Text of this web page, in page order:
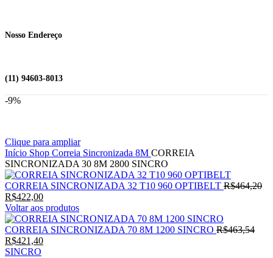
Nosso Endereço
(11) 94603-8013
-9%
Clique para ampliar
Início Shop Correia Sincronizada 8M CORREIA
SINCRONIZADA 30 8M 2800 SINCRO
CORREIA SINCRONIZADA 32 T10 960 OPTIBELT R$464,20O
R$422,00O
preço
atual
é:
R$422,00.
Voltar aos produtos
CORREIA SINCRONIZADA 70 8M 1200 SINCRO R$463,54O
R$421,40O
SINCRO